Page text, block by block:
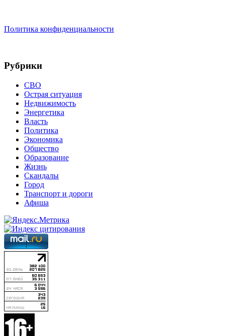
Политика конфиденциальности
Рубрики
СВО
Острая ситуация
Недвижимость
Энергетика
Власть
Политика
Экономика
Общество
Образование
Жизнь
Скандалы
Город
Транспорт и дороги
Афиша